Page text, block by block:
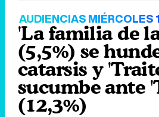
AUDIENCIAS MIÉRCOLES
'La familia de
(5,5%) se
catarsis y
sucumbe ante
(12,3%)